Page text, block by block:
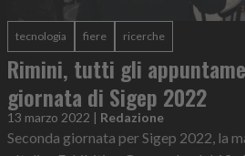
tecnologia fiere ricerche
Rimini, tutti gli
giornata di Sigep 2022
13 marzo 2022 | Redazione
Seconda giornata per Sigep 2022, la